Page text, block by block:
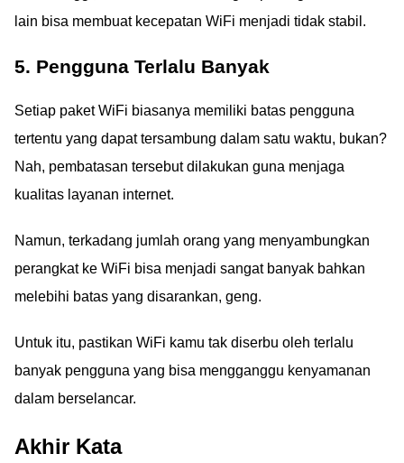
lain bisa membuat kecepatan WiFi menjadi tidak stabil.
5. Pengguna Terlalu Banyak
Setiap paket WiFi biasanya memiliki batas pengguna
tertentu yang dapat tersambung dalam satu waktu, bukan?
Nah, pembatasan tersebut dilakukan guna menjaga
kualitas layanan internet.
Namun, terkadang jumlah orang yang menyambungkan
perangkat ke WiFi bisa menjadi sangat banyak bahkan
melebihi batas yang disarankan, geng.
Untuk itu, pastikan WiFi kamu tak diserbu oleh terlalu
banyak pengguna yang bisa mengganggu kenyamanan
dalam berselancar.
Akhir Kata